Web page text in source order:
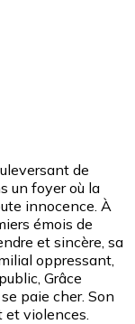
de
un foyer où la
innocence. À
émois de
et sincère, sa
oppressant,
Grâce
paie cher. Son
violences.